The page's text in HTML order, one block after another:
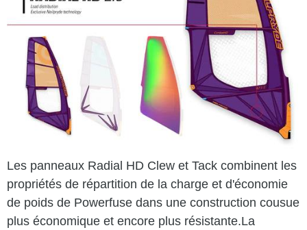
Les panneaux Radial HD Clew et Tack combinent les
propriétés de répartition de la charge et d'économie
de poids de Powerfuse dans une construction cousue
plus économique et encore plus résistante.La